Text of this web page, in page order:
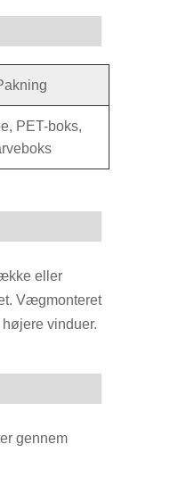
PET-boks,
eller
Vægmonteret
vinduer.
gennem